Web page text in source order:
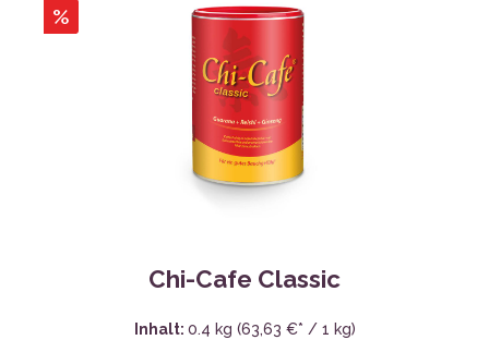
%
Chi-Cafe Classic
Inhalt: 0.4 kg (63,63 €* / 1 kg)